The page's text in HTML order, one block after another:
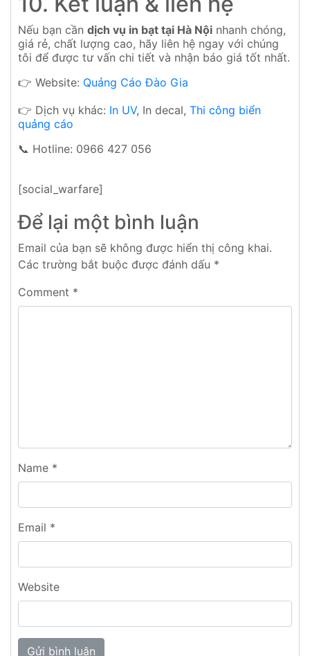
Nếu bạn cần dịch vụ in bạt tại Hà Nội nhanh chóng,
giá rẻ, chất lượng cao, hãy liên hệ ngay với chúng
tôi để được tư vấn chi tiết và nhận báo giá tốt nhất.
👉 Website: Quảng Cáo Đào Gia
👉 Dịch vụ khác: In UV, In decal, Thi công biển
quảng cáo
📞 Hotline: 0966 427 056
[social_warfare]
Để lại một bình luận
Email của bạn sẽ không được hiển thị công khai.
Các trường bắt buộc được đánh dấu *
Comment *
Name *
Email *
Website